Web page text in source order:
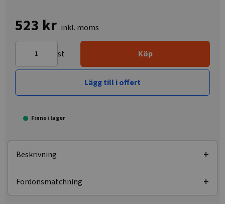
523 kr inkl. moms
st Köp
Lägg till i offert
Finns i lager
Beskrivning
Fordonsmatchning